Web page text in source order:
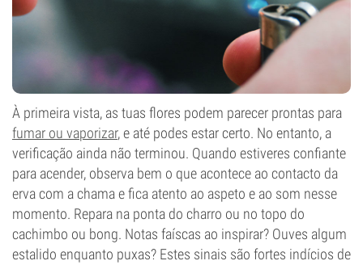
À primeira vista, as tuas flores podem parecer prontas para
fumar ou vaporizar, e até podes estar certo. No entanto, a
verificação ainda não terminou. Quando estiveres confiante
para acender, observa bem o que acontece ao contacto da
erva com a chama e fica atento ao aspeto e ao som nesse
momento. Repara na ponta do charro ou no topo do
cachimbo ou bong. Notas faíscas ao inspirar? Ouves algum
estalido enquanto puxas? Estes sinais são fortes indícios de